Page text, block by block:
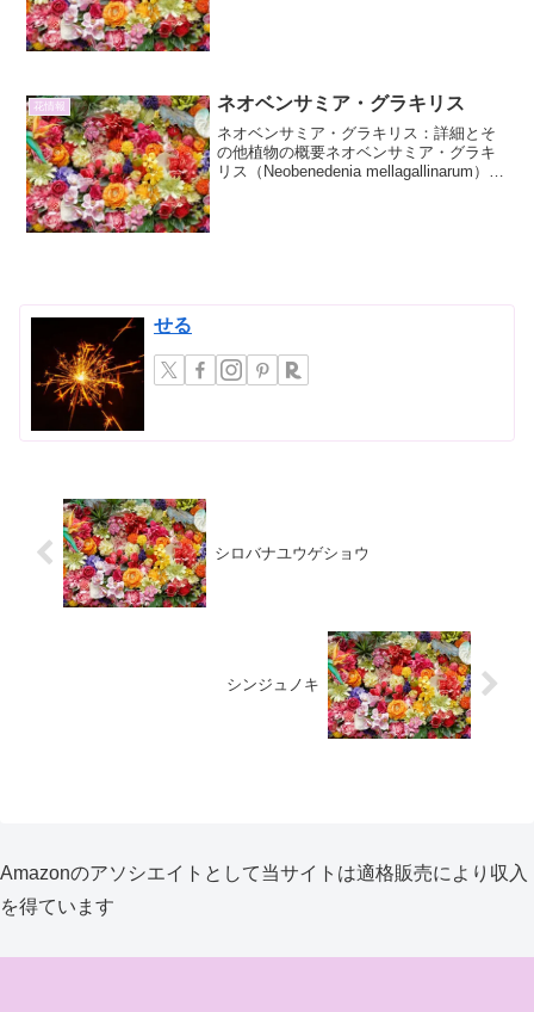
花情報 ネオベンサミア・グラキリス
ネオベンサミア・グラキリス：詳細とそ
の他植物の概要ネオベンサミア・グラキ
リス（Neobenedenia mellagallinarum）
せる
シロバナユウゲショウ
シンジュノキ
Amazonのアソシエイトとして当サイトは適格販売により収入
を得ています